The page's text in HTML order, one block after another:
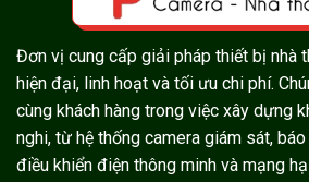
Đơn vị cung cấp giải pháp thiết bị nhà
hiện đại, linh hoạt và tối ưu chi phí.
cùng khách hàng trong việc xây dựng
nghi, từ hệ thống camera giám sát,
điều khiển điện thông minh và mạng